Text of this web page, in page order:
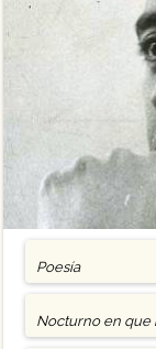
Poesía
Nocturno en que